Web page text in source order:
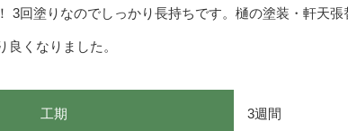
3回塗りなのでしっかり長持ちです。樋の塗装・軒天
良くなりました。
工期 3週間